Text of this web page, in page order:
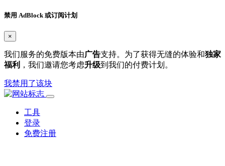
禁用 AdBlock 或订阅计划
×
我们服务的免费版本由广告支持。为了获得无缝的体验和独家
福利 ，我们邀请您考虑升级到我们的付费计划。
我禁用了该块
工具
登录
免费注册